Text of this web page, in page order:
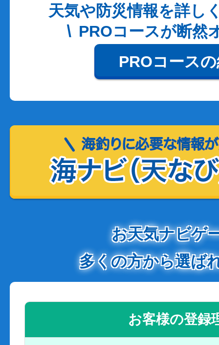
天気や防災情報を詳し
PROコースが断然
PROコース
お天気ナビゲ
多くの方から選ば
お客様の登録